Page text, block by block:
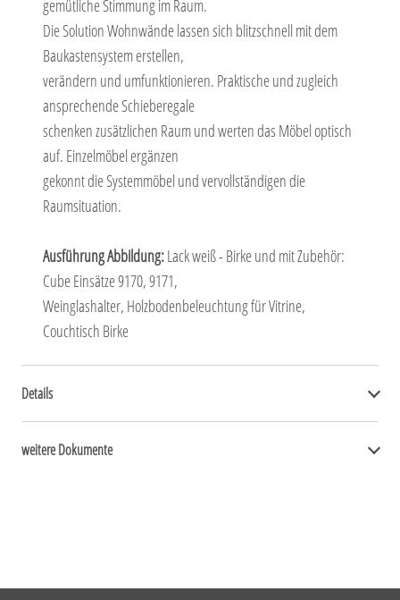
gemütliche Stimmung im Raum.
Die Solution Wohnwände lassen sich blitzschnell mit dem
Baukastensystem erstellen,
verändern und umfunktionieren. Praktische und zugleich
ansprechende Schieberegale
schenken zusätzlichen Raum und werten das Möbel optisch
auf. Einzelmöbel ergänzen
gekonnt die Systemmöbel und vervollständigen die
Raumsituation.
Ausführung Abbildung:Lack weiß - Birke und mit Zubehör:
Cube Einsätze 9170, 9171,
Weinglashalter, Holzbodenbeleuchtung für Vitrine,
Couchtisch Birke
Details
weitere Dokumente